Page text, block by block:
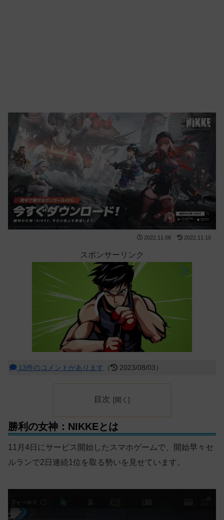
2022.11.08 2022.11.10
スポンサーリンク
13件のコメントがあります （ 2023/08/03）
目次
勝利の女神：NIKKEとは
11月4日にサービス開始したスマホゲームで、開始早々セ
ルランで2日連続1位を取る勢いを見せています。